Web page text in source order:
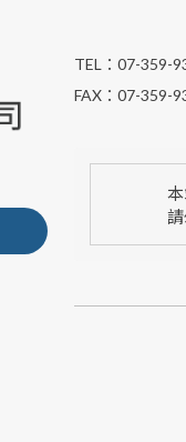
TEL：07-359-
FAX：07-359-